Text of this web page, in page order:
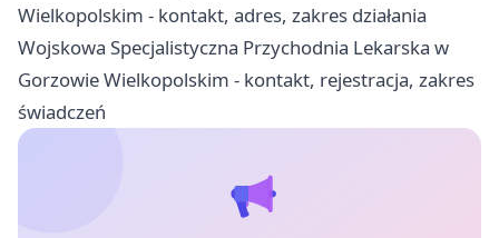
Wielkopolskim - kontakt, adres, zakres działania
Wojskowa Specjalistyczna Przychodnia Lekarska w
Gorzowie Wielkopolskim - kontakt, rejestracja, zakres
świadczeń